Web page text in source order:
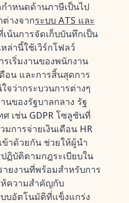
ำหนดด้านภาษีเป็นไป
างจากระบบ ATS และ
เน้นการจัดเก็บบันทึกเป็น
ล่านี้ใช้เวิร์กโฟลว์
เริ่มงานของพนักงาน
อน และการสิ้นสุดการ
จว่ากระบวนการต่างๆ
นของรัฐบาลกลาง รัฐ
ศ เช่น GDPR โซลูชันที่
การจ่ายเงินเดือน HR
ข้าด้วยกัน ช่วยให้ผู้นำ
ฏิบัติตามกฎระเบียบใน
ายงานที่พร้อมสำหรับการ
ห้ความสำคัญกับ
บอัตโนมัติที่แข็งแกร่ง